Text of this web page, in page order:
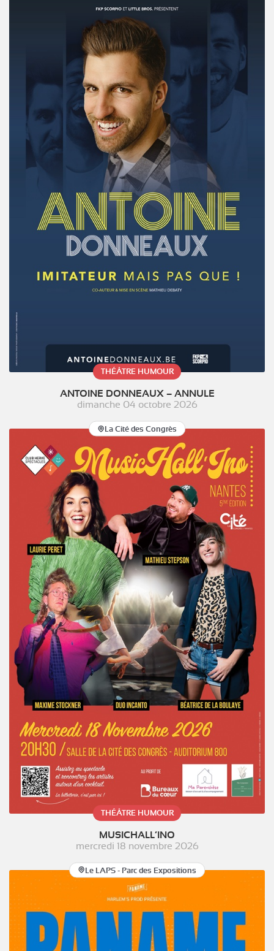
THÉÂTRE HUMOUR
ANTOINE DONNEAUX – ANNULE
dimanche 04 octobre 2026
La Cité des Congrès
THÉÂTRE HUMOUR
MUSICHALL’INO
mercredi 18 novembre 2026
Le LAPS - Parc des Expositions